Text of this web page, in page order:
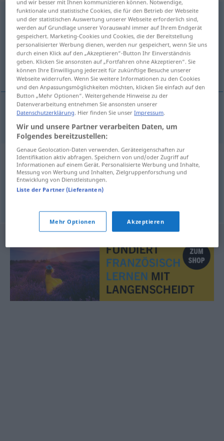
Osteuropan
Übersicht aller Übersetzungen
(Für mehr Details die Übersetzung anklicken/antippen)
l’Europe de l’Est
Beispielsätze für "Osteuropa"
der gesellschaftlicheUmbruchin Osteuropa
und wir besser mit Ihnen kommunizieren können. Notwendige,
funktionale und statistische Cookies, die für den Betrieb der Webseite
und der statistischen Auswertung unserer Webseite erforderlich sind,
werden auf Grundlage unserer Vorauswahl immer auf Ihrem Endgerät
gespeichert. Marketing-Cookies und Cookies, die der Bereitstellung
personalisierter Werbung dienen, werden nur gespeichert, wenn Sie uns
durch einen Klick auf den „Akzeptieren“-Button Ihr Einverständnis
geben. Klicken Sie ansonsten auf „Fortfahren ohne Akzeptieren“. Sie
können Ihre Einwilligung jederzeit für zukünftige Besuche unserer
Webseite widerrufen. Wenn Sie weitere Informationen zu den Cookies
und den Anpassungsmöglichkeiten möchten, klicken Sie einfach auf den
Button „Mehr Optionen“. Weitergehende Hinweise zu der
Datenverarbeitung entnehmen Sie ansonsten unserer
Datenschutzerklärung . Hier finden Sie unserImpressum
Wir und unsere Partner verarbeiten Daten, um
Folgendes bereitzustellen:
Genaue Geolocation-Daten verwenden. Geräteeigenschaften zur
Identifikation aktiv abfragen. Speichern von und/oder Zugriff auf
Informationen auf einem Gerät. Personalisierte Werbung und Inhalte,
Messung von Werbung und Inhalten, Zielgruppenforschung und
Entwicklung von Dienstleistungen.
Liste der Partner (Lieferanten)
Mehr Optionen Akzeptieren